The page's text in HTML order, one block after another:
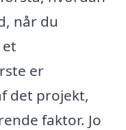
når du
er
det projekt,
faktor. Jo